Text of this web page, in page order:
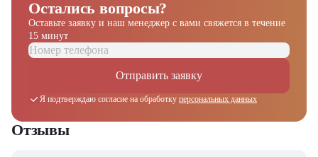
Остались вопросы?
Оставьте заявку и наш менеджер с вами свяжется в течение
15 минут
Отправить заявку
Я подтверждаю согласие на обработку персональных данных
Отзывы